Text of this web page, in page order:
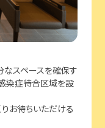
なスペースを確保す
染症待合区域を設
お待ちいただける